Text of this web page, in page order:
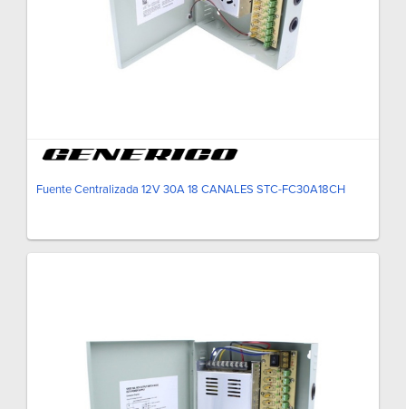
Fuente Centralizada 12V 30A 18 CANALES STC-FC30A18CH